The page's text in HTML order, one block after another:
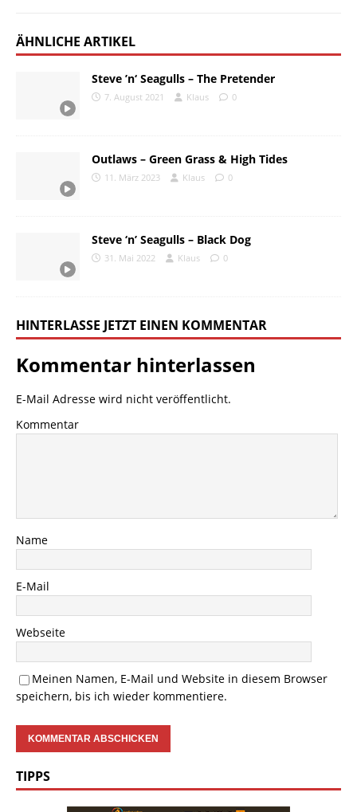
ÄHNLICHE ARTIKEL
Steve ’n‘ Seagulls – The Pretender
7. August 2021 Klaus 0
Outlaws – Green Grass & High Tides
11. März 2023 Klaus 0
Steve ‘n’ Seagulls – Black Dog
31. Mai 2022 Klaus 0
HINTERLASSE JETZT EINEN KOMMENTAR
Kommentar hinterlassen
E-Mail Adresse wird nicht veröffentlicht.
Kommentar
Name
E-Mail
Webseite
Meinen Namen, E-Mail und Website in diesem Browser
speichern, bis ich wieder kommentiere.
TIPPS